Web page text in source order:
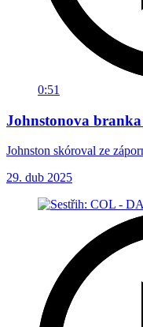
0:51
Johnstonova branka
Johnston skóroval ze
29. dub 2025